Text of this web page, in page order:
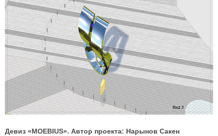
Девиз «MOEBIUS». Автор проекта: Нарынов Сакен